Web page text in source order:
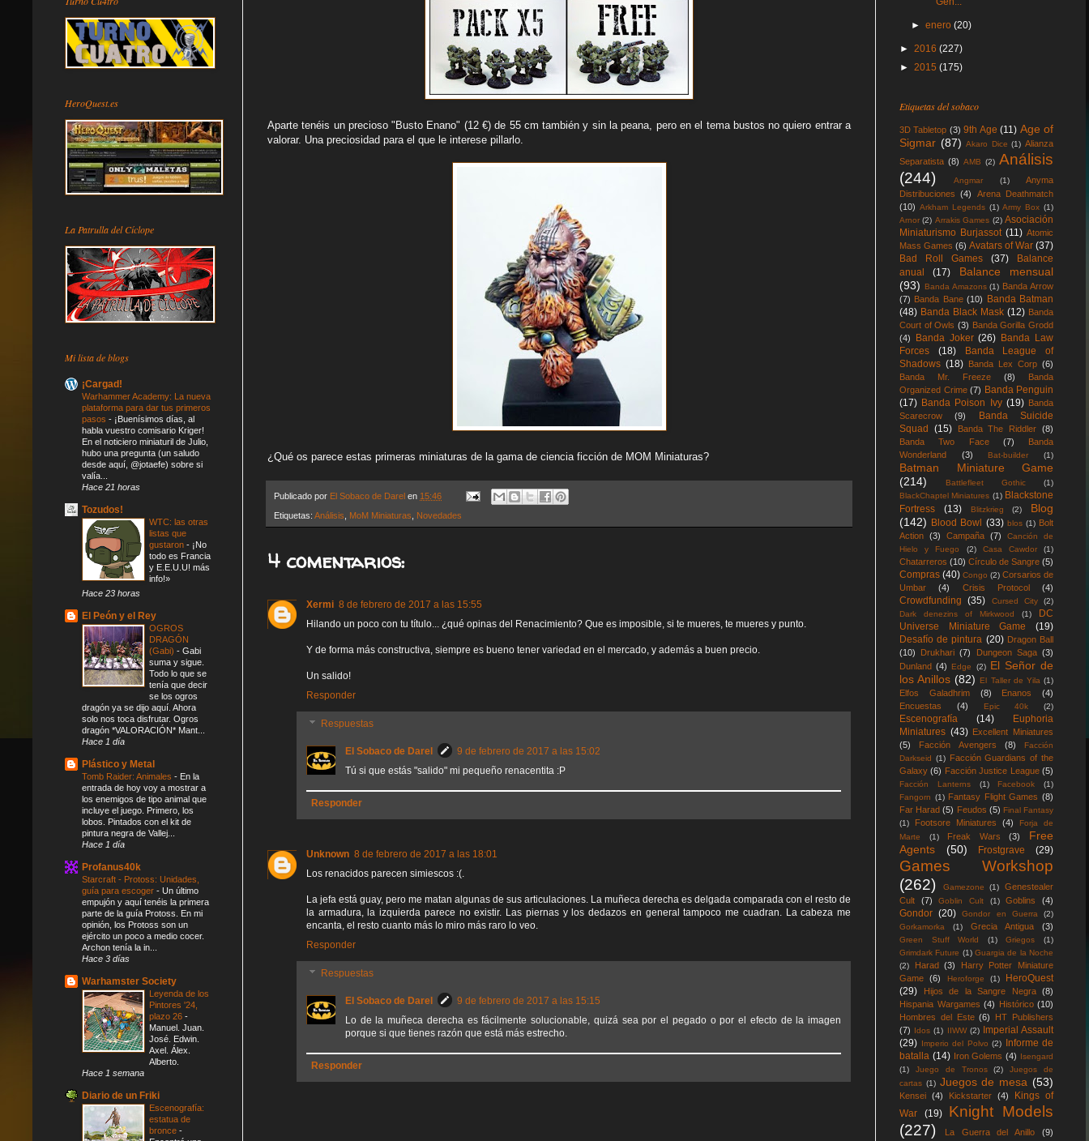
Aparte tenéis un precioso "Busto Enano" (12 €) de 55 cm también y sin la peana, pero en el tema bustos no quiero entrar a
valorar. Una preciosidad para el que le interese pillarlo.
¿Qué os parece estas primeras miniaturas de la gama de ciencia ficción de MOM Miniaturas?
Publicado por El Sobaco de Darel en 15:46
Etiquetas: Análisis MoM Miniaturas Novedades
4 comentarios:
Xermi 8 de febrero de 2017 a las 15:55
Hilando un poco con tu título... ¿qué opinas del Renacimiento? Que es imposible, si te mueres, te mueres y punto.
Y de forma más constructiva, siempre es bueno tener variedad en el mercado, y además a buen precio.
Un salido!
Responder
Respuestas
El Sobaco de Darel
9 de febrero de 2017 a las 15:02
Tú si que estás "salido" mi pequeño renacentita :P
Responder
Unknown 8 de febrero de 2017 a las 18:01
Los renacidos parecen simiescos :(.
La jefa está guay, pero me matan algunas de sus articulaciones. La muñeca derecha es delgada comparada con el resto de
la armadura, la izquierda parece no existir. Las piernas y los dedazos en general tampoco me cuadran. La cabeza me
encanta, el resto cuanto más lo miro más raro lo veo.
Responder
Respuestas
El Sobaco de Darel
9 de febrero de 2017 a las 15:15
Lo de la muñeca derecha es fácilmente solucionable, quizá sea por el pegado o por el efecto de la imagen
porque si que tienes razón que está más estrecho.
Responder
HeroQuest.es
La Patrulla del Cíclope
Mi lista de blogs
¡Cargad!
Warhammer Academy: La nueva
plataforma para dar tus primeros
pasos - ¡Buenísimos días, al
habla vuestro comisario Kriger!
En el noticiero miniaturil de Julio,
hubo una pregunta (un saludo
desde aquí, @jotaefe) sobre si
valía...
Hace 21 horas
Tozudos!
WTC: las otras
listas que
gustaron - ¡No
todo es Francia
y E.E.U.U! más
info!»
Hace 23 horas
El Peón y el Rey
OGROS
DRAGÓN
(Gabi) - Gabi
suma y sigue.
Todo lo que se
tenía que decir
se los ogros
dragón ya se dijo aquí. Ahora
solo nos toca disfrutar. Ogros
dragón *VALORACIÓN* Mant...
Hace 1 día
Plástico y Metal
Tomb Raider: Animales - En la
entrada de hoy voy a mostrar a
los enemigos de tipo animal que
incluye el juego. Primero, los
lobos. Pintados con el kit de
pintura negra de Vallej...
Hace 1 día
Profanus40k
Starcraft - Protoss: Unidades,
guía para escoger - Un último
empujón y aquí tenéis la primera
parte de la guía Protoss. En mi
opinión, los Protoss son un
ejército un poco a medio cocer.
Archon tenía la in...
Hace 3 días
Warhamster Society
Leyenda de los
Pintores '24,
plazo 26 -
Manuel. Juan.
José. Edwin.
Axel. Álex.
Alberto.
Hace 1 semana
Diario de un Friki
Escenografía:
estatua de
bronce -
►enero(20)
► 2016 (227)
► 2015 (175)
Etiquetas del sobaco
3D Tabletop (3) 9th Age (11) Age of
Sigmar (87) Akaro Dice (1) Alianza
Separatista (8) AMB (2) Análisis
(244)
Angmar (1)
Anyma
Distribuciones
(4)
Arena Deathmatch
(10) Arkham Legends (1) Army Box (1)
Arnor (2) Arrakis Games (2) Asociación
Miniaturismo Burjassot (11) Atomic
Mass Games (6) Avatars of War (37)
Bad Roll Games
(37)
Balance
anual
(17)
Balance mensual
(93)
Banda Amazons (1) Banda Arrow
(7) Banda Bane (10)
Banda Batman
(48) Banda Black Mask (12) Banda
Court of Owls (3) Banda Gorilla Grodd
(4)
Banda Joker (26) Banda Law
Forces
(18)
Banda League of
Shadows (18) Banda Lex Corp (6)
Banda Mr. Freeze
(8)
Banda
Organized Crime (7) Banda Penguin
(17) Banda Poison Ivy (19) Banda
Scarecrow
(9)
Banda Suicide
Squad
(15) Banda The Riddler (8)
Banda Two Face
(7)
Banda
Wonderland
(3) Bat-builder (1)
Batman Miniature Game
(214)
Battlefleet Gothic
(1)
BlackChaptel Miniatures (1) Blackstone
Fortress
(13) Blitzkrieg (2)
Blog
(142) Blood Bowl (33) blos (1) Bolt
Action (3) Campaña (7)
Canción de
Hielo y Fuego
(2) Casa Cawdor (1)
Chatarreros (10) Círculo de Sangre (5)
Compras (40) Congo (2) Corsarios de
Umbar
(4) Crisis Protocol (4)
Crowdfunding (35) Cursed City
(2)
Dark denezins of Mirkwood
(1)
DC
Universe Miniature Game
(19)
Desafío de pintura (20) Dragon Ball
(10)
Drukhari (7) Dungeon Saga (3)
Dunland (4) Edge (2) El Señor de
los Anillos (82) El Taller de Yila (1)
Elfos Galadhrim (8) Enanos
(4)
Encuestas
(4) Epic 40k (2)
Escenografía (14)
Euphoria
Miniatures (43) Excellent Miniatures
(5)
Facción Avengers (8)
Facción
Darkseid (1) Facción Guardians of the
Galaxy (6) Facción Justice League (5)
Facción Lanterns (1) Facebook
(1)
Fangorn (1) Fantasy Flight Games (8)
Far Harad (5) Feudos (5) Final Fantasy
(1)
Footsore Miniatures (4)
Forja de
Marte
(1) Freak Wars (3)
Free
Agents
(50) Frostgrave (29)
Games Workshop
(262)
Gamezone (1)
Genestealer
Cult
(7) Goblin Cult (1) Goblins (4)
Gondor (20) Gondor en Guerra
(2)
Gorkamorka
(1) Grecia Antigua (3)
Green Stuff World (1) Griegos
(1)
Grimdark Future (1) Guargia de la Noche
(2)
Harad (3)
Harry Potter Miniature
Game
(6) Heroforge (1)
HeroQuest
(29)
Hijos de la Sangre Negra
(8)
Hispania Wargames (4) Histórico (10)
Hombres del Este (6)
HT Publishers
(7) Idos (1) IIWW (2)
Imperial Assault
(29) Imperio del Polvo (2)
Informe de
batalla (14) Iron Golems (4) Isengard
(1)
Juego de Tronos (2)
Juegos de
cartas (1) Juegos de mesa (53)
Kensei (4) Kickstarter (4)
Kings of
War
(19)
Knight Models
(227)
La Guerra del Anillo (9)